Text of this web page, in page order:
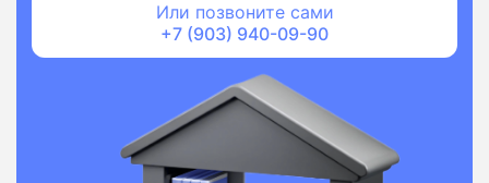
Или позвоните сами
+7 (903) 940-09-90